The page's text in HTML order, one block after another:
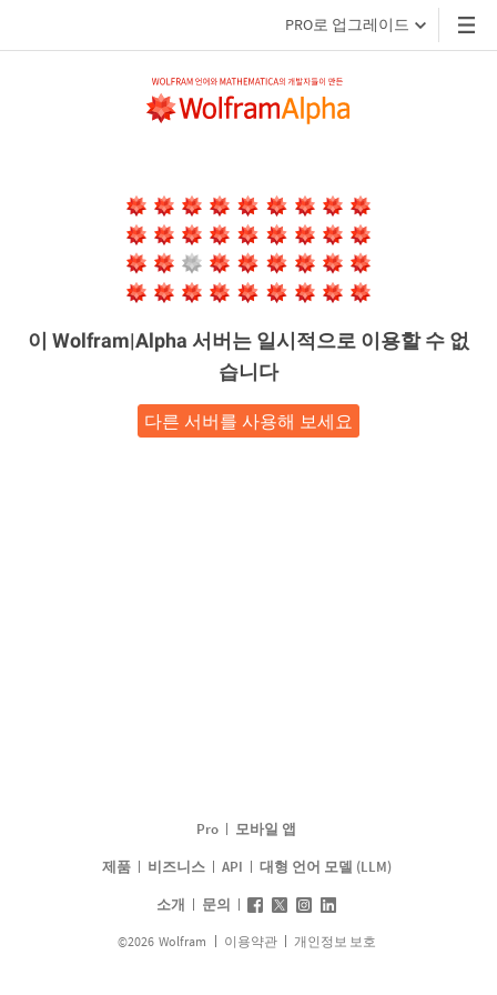
PRO로 업그레이드
이 Wolfram|Alpha 서버는 일시적으로 이용할 수 없
습니다
다른 서버를 사용해 보세요
Pro
모바일 앱
제품
비즈니스 API
대형 언어 모델 (LLM)
소개
문의
©2026 Wolfram 이용약관 개인정보 보호